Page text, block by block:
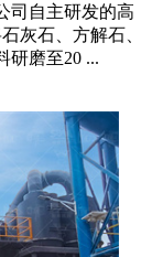
司自主研发的高
灰石、方解石、
研磨至20 ...